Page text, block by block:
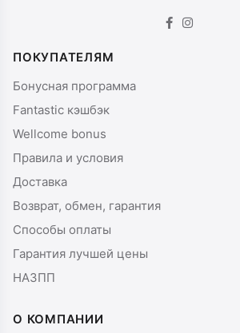
ПОКУПАТЕЛЯМ
Бонусная программа
Fantastic кэшбэк
Wellcome bonus
Правила и условия
Доставка
Возврат, обмен, гарантия
Способы оплаты
Гарантия лучшей цены
НАЗПП
О КОМПАНИИ